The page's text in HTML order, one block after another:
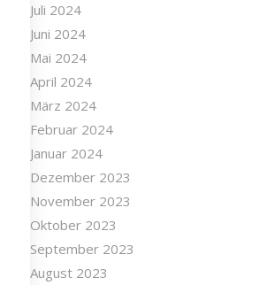
Juli 2024
Juni 2024
Mai 2024
April 2024
März 2024
Februar 2024
Januar 2024
Dezember 2023
November 2023
Oktober 2023
September 2023
August 2023